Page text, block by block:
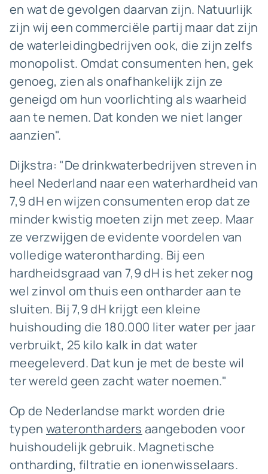
en wat de gevolgen daarvan zijn. Natuurlijk
zijn wij een commerciële partij maar dat zijn
de waterleidingbedrijven ook, die zijn zelfs
monopolist. Omdat consumenten hen, gek
genoeg, zien als onafhankelijk zijn ze
geneigd om hun voorlichting als waarheid
aan te nemen. Dat konden we niet langer
aanzien".
Dijkstra: "De drinkwaterbedrijven streven in
heel Nederland naar een waterhardheid van
7,9 dH en wijzen consumenten erop dat ze
minder kwistig moeten zijn met zeep. Maar
ze verzwijgen de evidente voordelen van
volledige waterontharding. Bij een
hardheidsgraad van 7,9 dH is het zeker nog
wel zinvol om thuis een ontharder aan te
sluiten. Bij 7,9 dH krijgt een kleine
huishouding die 180.000 liter water per jaar
verbruikt, 25 kilo kalk in dat water
meegeleverd. Dat kun je met de beste wil
ter wereld geen zacht water noemen."
Op de Nederlandse markt worden drie
typen waterontharders aangeboden voor
huishoudelijk gebruik. Magnetische
ontharding, filtratie en ionenwisselaars.